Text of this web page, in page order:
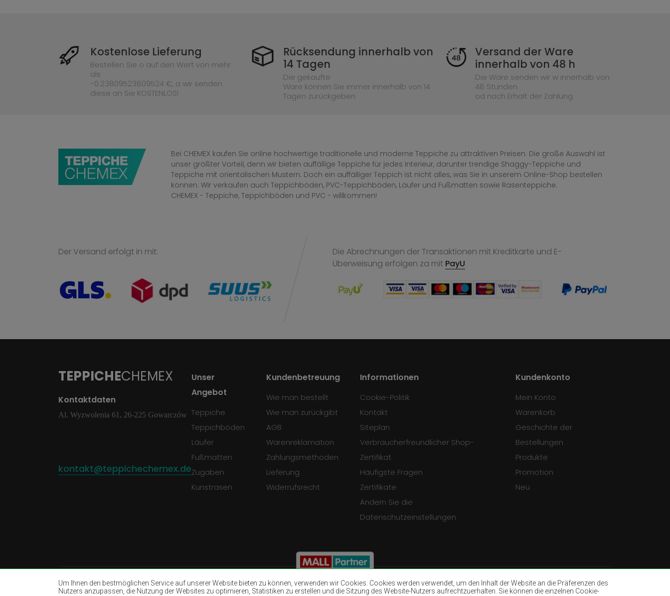
Um Ihnen den bestmöglichen Service auf unserer Website bieten zu können, verwenden wir Cookies. Cookies werden verwendet, um den Inhalt der Website an die Präferenzen des
Nutzers anzupassen, die Nutzung der Websites zu optimieren, Statistiken zu erstellen und die Sitzung des Website-Nutzers aufrechtzuerhalten. Sie können die einzelnen Cookie-
Kostenlose Lieferung
Bestellen Sie o auf den Wert von mehr
als
-0.23809523809524 €, a wir senden
diese an Sie KOSTENLOS!
Rücksendung innerhalb von
14 Tagen
Die gekaufte
Ware können Sie immer innerhalb von 14
Tagen zurückgeben
Versand der Ware
innerhalb von 48 h
Die Ware senden wir w innerhalb von
48 Stunden
od nach Erhalt der Zahlung
Bei CHEMEX kaufen Sie online hochwertige traditionelle und moderne Teppiche zu attraktiven Preisen. Die große Auswahl ist
unser größter Vorteil, denn wir bieten auffällige Teppiche für jedes Interieur, darunter trendige Shaggy-Teppiche und
Teppiche mit orientalischen Mustern. Doch ein auffälliger Teppich ist nicht alles, was Sie in unserem Online-Shop bestellen
können. Wir verkaufen auch Teppichböden, PVC-Teppichböden, Läufer und Fußmatten sowie Rasenteppiche.
CHEMEX - Teppiche, Teppichböden und PVC - willkommen!
Der Versand erfolgt in mit:
Die Abrechnungen der Transaktionen mit Kreditkarte und E-
Überweisung erfolgen za mit PayU
TEPPICHECHEMEX
Kontaktdaten
Al. Wyzwolenia 61, 26-225 Gowarczów
kontakt@teppichechemex.de
Unser
Angebot
Teppiche
Teppichböden
Läufer
Fußmatten
Zugaben
Kunstrasen
Kundenbetreuung
Wie man bestellt
Wie man zurückgibt
AGB
Warenreklamation
Zahlungsmethoden
Lieferung
Widerrufsrecht
Informationen
Cookie-Politik
Kontakt
Siteplan
Verbraucherfreundlicher Shop-
Zertifikat
Häufigste Fragen
Zertifikate
Ändern Sie die
Datenschutzeinstellungen
Kundenkonto
Mein Konto
Warenkorb
Geschichte der
Bestellungen
Produkte
Promotion
Neu